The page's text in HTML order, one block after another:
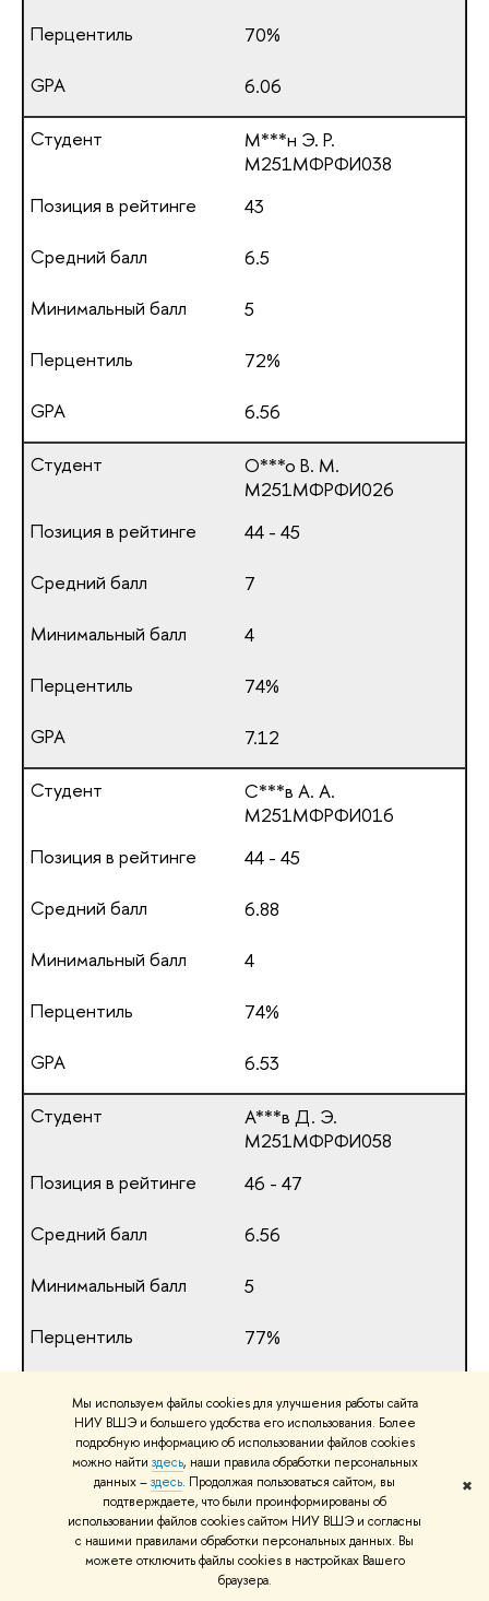
Мы используем файлы cookies для улучшения работы сайта
НИУ ВШЭ и большего удобства его использования. Более
подробную информацию об использовании файлов cookies
можно найти здесь, наши правила обработки персональных
данных –здесь. Продолжая пользоваться сайтом, вы
подтверждаете, что были проинформированы об
использовании файлов cookies сайтом НИУ ВШЭ и согласны
с нашими правилами обработки персональных данных. Вы
можете отключить файлы cookies в настройках Вашего
браузера.
✖
70%
6.06
М***н Э. Р.
М251МФРФИ038
43
6.5
5
72%
6.56
О***о В. М.
М251МФРФИ026
44 - 45
7
4
74%
7.12
С***в А. А.
М251МФРФИ016
44 - 45
6.88
4
74%
6.53
А***в Д. Э.
М251МФРФИ058
46 - 47
6.56
5
77%
В***о А. А.
М251МФРФИ051
46 - 47
7